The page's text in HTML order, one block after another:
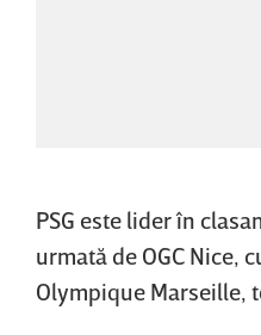
PSG este lider în
urmată de OGC Nice,
Olympique Marseille,